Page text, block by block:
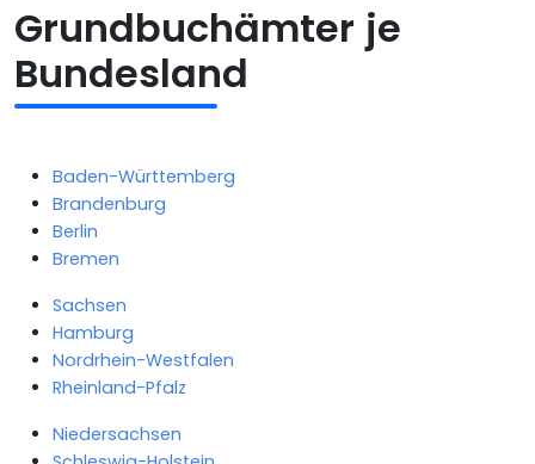
Grundbuchämter je
Bundesland
Baden-Württemberg
Brandenburg
Berlin
Bremen
Sachsen
Hamburg
Nordrhein-Westfalen
Rheinland-Pfalz
Niedersachsen